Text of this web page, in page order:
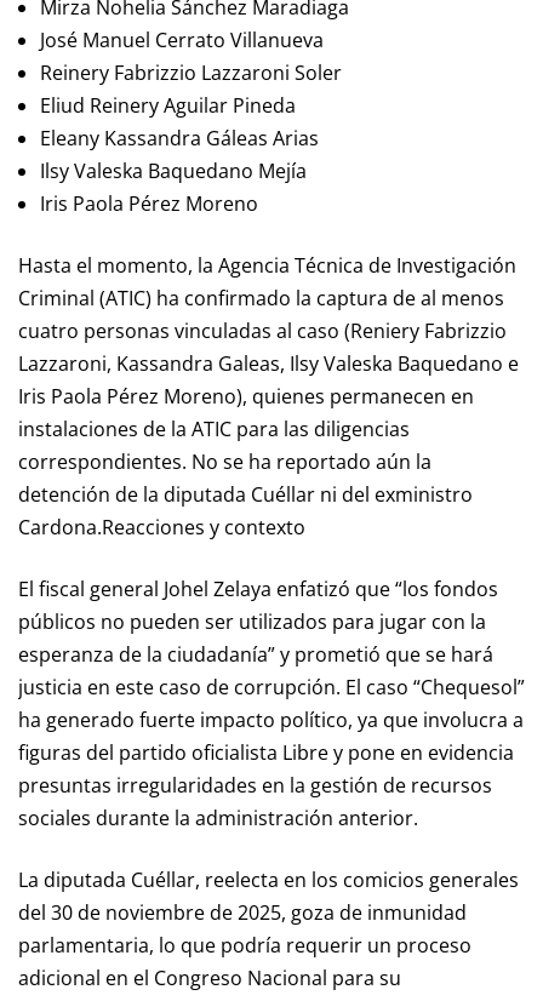
Mirza Nohelia Sánchez Maradiaga
José Manuel Cerrato Villanueva
Reinery Fabrizzio Lazzaroni Soler
Eliud Reinery Aguilar Pineda
Eleany Kassandra Gáleas Arias
Ilsy Valeska Baquedano Mejía
Iris Paola Pérez Moreno
Hasta el momento, la Agencia Técnica de Investigación
Criminal (ATIC) ha confirmado la captura de al menos
cuatro personas vinculadas al caso (Reniery Fabrizzio
Lazzaroni, Kassandra Galeas, Ilsy Valeska Baquedano e
Iris Paola Pérez Moreno), quienes permanecen en
instalaciones de la ATIC para las diligencias
correspondientes. No se ha reportado aún la
detención de la diputada Cuéllar ni del exministro
Cardona.Reacciones y contexto
El fiscal general Johel Zelaya enfatizó que “los fondos
públicos no pueden ser utilizados para jugar con la
esperanza de la ciudadanía” y prometió que se hará
justicia en este caso de corrupción. El caso “Chequesol”
ha generado fuerte impacto político, ya que involucra a
figuras del partido oficialista Libre y pone en evidencia
presuntas irregularidades en la gestión de recursos
sociales durante la administración anterior.
La diputada Cuéllar, reelecta en los comicios generales
del 30 de noviembre de 2025, goza de inmunidad
parlamentaria, lo que podría requerir un proceso
adicional en el Congreso Nacional para su